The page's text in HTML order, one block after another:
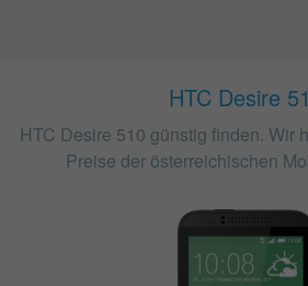
HTC Desire
HTC Desire 510 günstig finden. Wir
Preise der österreichischen